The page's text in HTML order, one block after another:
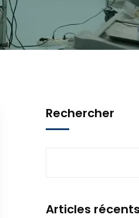
Rechercher
Articles récents